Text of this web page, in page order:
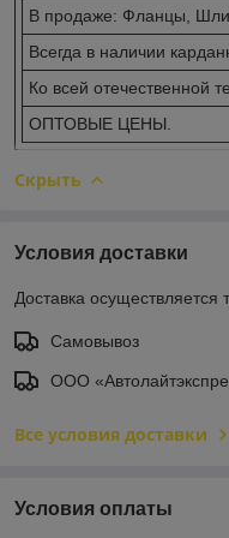
В продаже: Фланцы,
Всегда в наличии
Ко всей отечественной
ОПТОВЫЕ ЦЕНЫ.
Скрыть
Условия доставки
Доставка осуществляется
Самовывоз
ООО
Все условия доставки
Условия оплаты